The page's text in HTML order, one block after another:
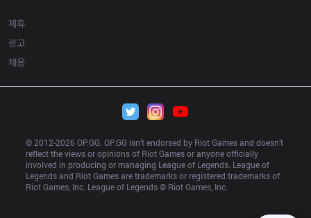
제휴
광고
채용
© 2012-2026 OP.GG. OP.GG isn’t endorsed by Riot Games and doesn’t
reflect the views or opinions of Riot Games or anyone officially
involved in producing or managing League of Legends. League of
Legends and Riot Games are trademarks or registered trademarks of
Riot Games, Inc. League of Legends © Riot Games, Inc.